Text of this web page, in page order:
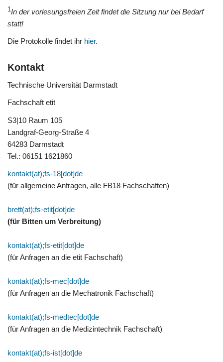
1In der vorlesungsfreien Zeit findet die Sitzung nur bei Bedarf
statt!
Die Protokolle findet ihr hier.
Kontakt
Technische Universität Darmstadt
Fachschaft etit
S3|10 Raum 105
Landgraf-Georg-Straße 4
64283 Darmstadt
Tel.: 06151 1621860
kontakt(at);fs-18[dot]de
(für allgemeine Anfragen, alle FB18 Fachschaften)
brett(at);fs-etit[dot]de
(für Bitten um Verbreitung)
kontakt(at);fs-etit[dot]de
(für Anfragen an die etit Fachschaft)
kontakt(at);fs-mec[dot]de
(für Anfragen an die Mechatronik Fachschaft)
kontakt(at);fs-medtec[dot]de
(für Anfragen an die Medizintechnik Fachschaft)
kontakt(at);fs-ist[dot]de